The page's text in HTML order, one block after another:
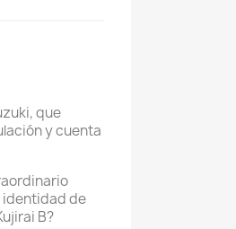
que
y cuenta
identidad de
B?